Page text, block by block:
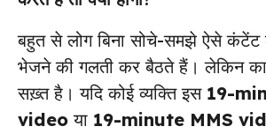
बहुत से लोग बिना सोचे-समझे ऐसे कंटेंट
भेजने की गलती कर बैठते हैं। लेकिन
सख़्त है। यदि कोई व्यक्ति इस 19-
video या 19-minute MMS